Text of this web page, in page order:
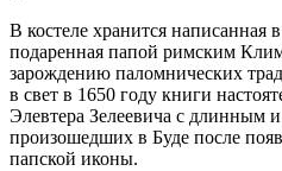
В костеле хранится написанная
подаренная папой римским
зарождению паломнических
в свет в 1650 году книги
Элевтера Зелеевича с длинным
произошедших в Буде после
папской иконы.